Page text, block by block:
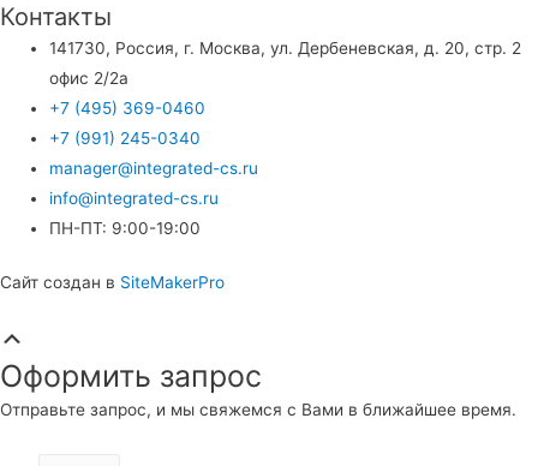
Контакты
141730, Россия, г. Москва, ул. Дербеневская, д. 20, стр. 2
офис 2/2а
+7 (495) 369-0460
+7 (991) 245-0340
manager@integrated-cs.ru
info@integrated-cs.ru
ПН-ПТ: 9:00-19:00
Сайт создан в SiteMakerPro
вверх
Оформить запрос
Отправьте запрос, и мы свяжемся с Вами в ближайшее время.